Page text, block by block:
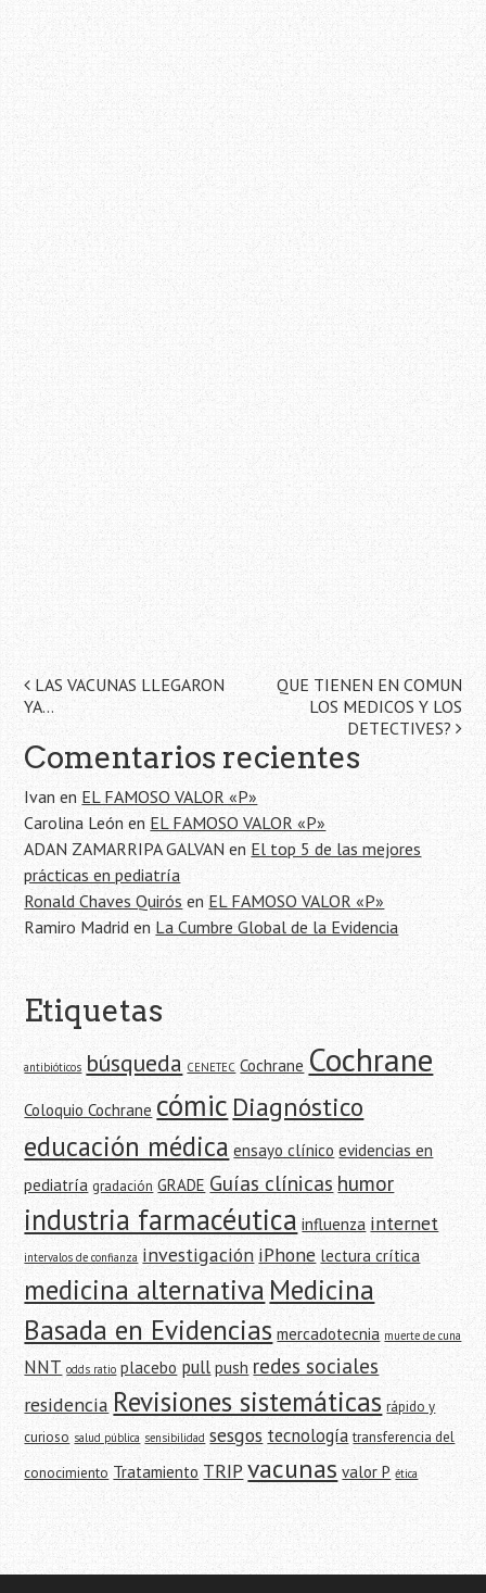
Navegación
de
la
entrada
LAS VACUNAS LLEGARON
YA…
QUE TIENEN EN COMUN
LOS MEDICOS Y LOS
DETECTIVES?
Comentarios recientes
Ivan en EL FAMOSO VALOR «P»
Carolina Leónen EL FAMOSO VALOR «P»
ADAN ZAMARRIPA GALVAN en El top 5 de las mejores
prácticas en pediatría
Ronald Chaves Quirós en EL FAMOSO VALOR «P»
Ramiro Madriden La Cumbre Global de la Evidencia
Etiquetas
antibióticos búsqueda CENETEC Cochrane Cochrane
Coloquio Cochrane cómic Diagnóstico
educación médica ensayo clínico evidencias en
pediatría gradación GRADE Guías clínicas humor
industria farmacéutica influenza internet
intervalos de confianza investigacióniPhone lectura crítica
medicina alternativa Medicina
Basada en Evidencias mercadotecnia muerte de cuna
NNT odds ratio placebo pull push redes sociales
residencia Revisiones sistemáticas rápido y
curioso salud pública sensibilidad sesgos tecnología transferencia del
conocimiento Tratamiento TRIPvacunas valor P ética